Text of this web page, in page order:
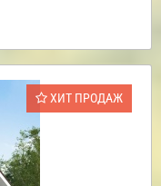
ХИТ ПРОДАЖ